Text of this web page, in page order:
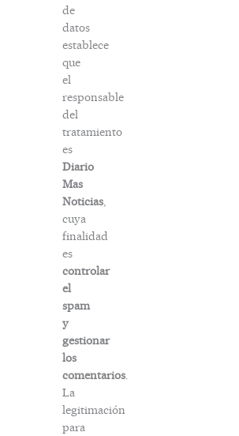
de
datos
establece
que
el
responsable
del
tratamiento
es
Diario
Mas
Noticias,
cuya
finalidad
es
controlar
el
spam
y
gestionar
los
comentarios.
La
legitimación
para